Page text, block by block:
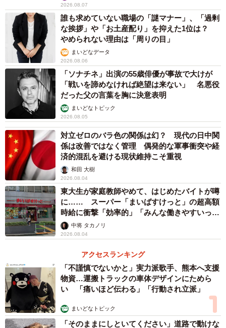
2026.08.07
誰も求めていない職場の「謎マナー」、「過剰
な挨拶」や「お土産配り」を抑えた1位は？
やめられない理由は「周りの目」
まいどなデータ
2026.08.06
「ソナチネ」出演の55歳俳優が事故で大けが
「戦いを諦めなければ絶望は来ない」 名悪役
だった父の言葉を胸に決意表明
まいどなトピック
2026.08.05
対立ゼロのバラ色の関係は幻？ 現代の日中関
係は改善ではなく管理 偶発的な軍事衝突や経
済的混乱を避ける現状維持こそ重視
和田 大樹
2026.08.04
東大生が家庭教師やめて、はじめたバイトが噂
に…… スーパー「まいばすけっと」の超高額
時給に衝撃「効率的」「みんな働きやすいって
言ってる」
中将 タカノリ
2026.08.04
アクセスランキング
「不謹慎でないかと」実力派歌手、熊本へ支援
物資…運搬トラックの車体デザインにためら
い 「痛いほど伝わる」「行動され立派」
まいどなトピック
「そのままにしといてください」道路で動けな